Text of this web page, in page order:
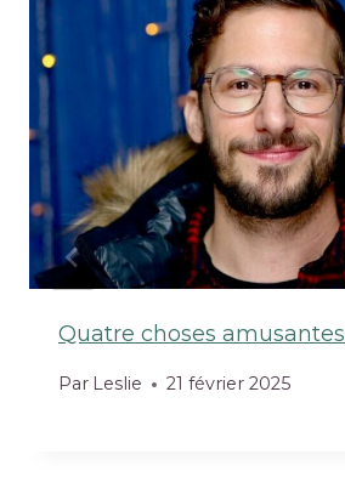
Quatre choses amusantes
Par Leslie 21 février 2025